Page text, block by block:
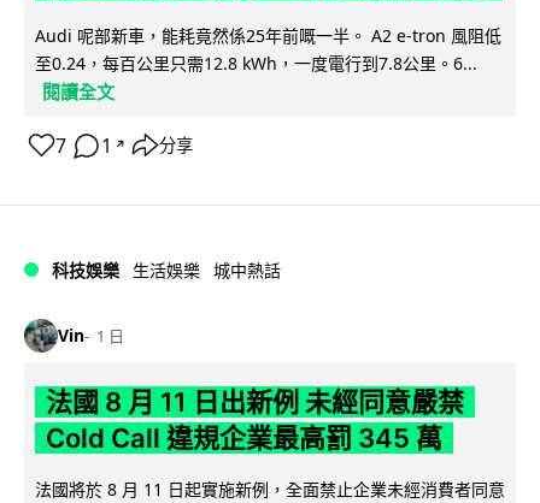
Audi 呢部新車，能耗竟然係25年前嘅一半。 A2 e-tron 風阻低
至0.24，每百公里只需12.8 kWh，一度電行到7.8公里。6...
閱讀全文
7 1 ↗ 分享
科技娛樂 生活娛樂 城中熱話
Vin 1 日
法國 8 月 11 日出新例 未經同意嚴禁
Cold Call 違規企業最高罰 345 萬
法國將於 8 月 11 日起實施新例，全面禁止企業未經消費者同意